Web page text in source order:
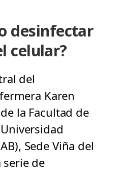
desinfectar
celular?
del
Karen
la Facultad de
Sede Viña del
serie de